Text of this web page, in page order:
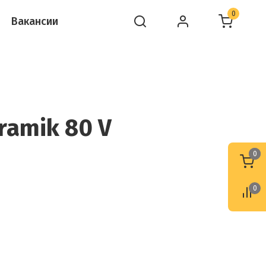
Вакансии
0
80 V
0
0
0